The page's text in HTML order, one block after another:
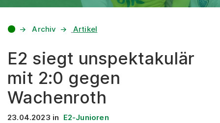
Archiv Artikel
E2 siegt unspektakulär
mit 2:0 gegen
Wachenroth
23.04.2023 in E2-Junioren